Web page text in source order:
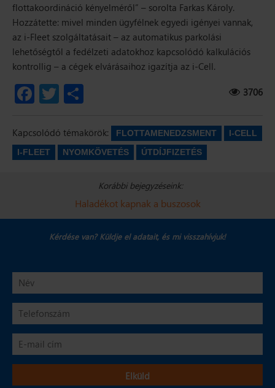
flottakoordináció kényelméről” – sorolta Farkas Károly.
Hozzátette: mivel minden ügyfélnek egyedi igényei vannak,
az i-Fleet szolgáltatásait – az automatikus parkolási
lehetőségtől a fedélzeti adatokhoz kapcsolódó kalkulációs
kontrollig – a cégek elvárásaihoz igazítja az i-Cell.
FacebookTwitter 3706
Kapcsolódó témakörök: FLOTTAMENEDZSMENT
I-CELL
I-FLEET
NYOMKÖVETÉS ÚTDÍJFIZETÉS
Korábbi bejegyzéseink:
Haladékot kapnak a buszosok
Kérdése van? Küldje el adatait, és mi visszahívjuk!